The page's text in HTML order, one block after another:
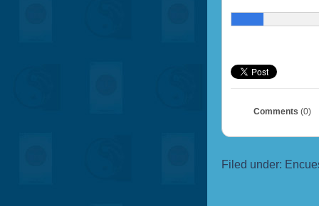
Comments (0)
Filed under: